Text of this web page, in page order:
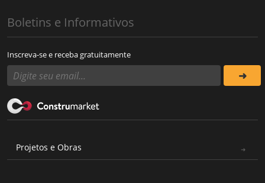
Boletins e Informativos
Inscreva-se e receba gratuitamente
Projetos e Obras